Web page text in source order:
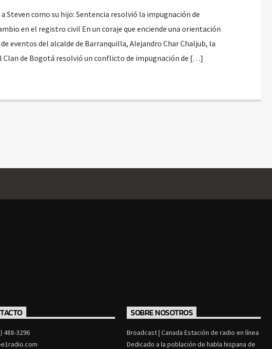
Steven como su hijo: Sentencia resolvió la impugnación de
en el registro civil En un coraje que enciende una orientación
eventos del alcalde de Barranquilla, Alejandro Char Chaljub, la
Clan de Bogotá resolvió un conflicto de impugnación de […]
488-3296
SOBRE NOSOTROS
Broadcast | Canada Estación de radio en línea
Dedicado a la población de habla hispana de